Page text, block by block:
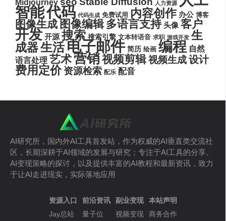
Midjourney 人力资源
智能代码 代码生成 免费试用 内容创作 办公 博客
图像生成 图像编辑 多语言支持 头像 客户
开发 开源 搜索 搜索引擎 文本转语音 求职 游戏开发 生
成器生活电子邮件 简历 绘画 编程 自然
语言处理 艺术营销视频剪辑视频生成设计
费用定价 资源检索 配乐 配音
AI研究所，国内外AI工具首发站，作为权威的AI垂直类交流社
区，长期深耕于AI领域的发展与研究；专注于AI工具的分享、
AI变现策略的探讨，以及提供丰富的AI教程和最新资讯，致力
于让AI走进现实，实际落地应用
资源入口
Jay总站
前沿资讯
量子位
副业变现
视频变现
本站声明
商务合作